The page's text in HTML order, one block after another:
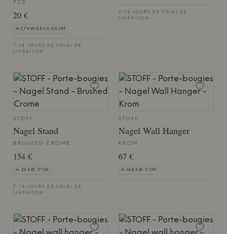
PCS
20 €
H:3,7 X W:5,5 X D:5,5 CM
7-14 JOURS DE DÉLAI DE
LIVRAISON
7-14 JOURS DE DÉLAI DE
LIVRAISON
STOFF
Nagel Stand
BRUSHED CROME
154 €
H: 23 X Ø: 17 CM
7-14 JOURS DE DÉLAI DE
LIVRAISON
STOFF
Nagel Wall Hanger
KROM
67 €
H: 14,5 X Ø: 11 CM